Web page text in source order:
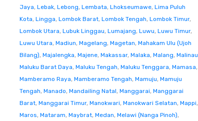
Jaya, Lebak, Lebong, Lembata, Lhokseumawe, Lima Puluh
Kota, Lingga, Lombok Barat, Lombok Tengah, Lombok Timur,
Lombok Utara, Lubuk Linggau, Lumajang, Luwu, Luwu Timur,
Luwu Utara, Madiun, Magelang, Magetan, Mahakam Ulu (Ujoh
Bilang), Majalengka, Majene, Makassar, Malaka, Malang, Malinau
Maluku Barat Daya, Maluku Tengah, Maluku Tenggara, Mamasa,
Mamberamo Raya, Mamberamo Tengah, Mamuju, Mamuju
Tengah, Manado, Mandailing Natal, Manggarai, Manggarai
Barat, Manggarai Timur, Manokwari, Manokwari Selatan, Mappi,
Maros, Mataram, Maybrat, Medan, Melawi (Nanga Pinoh),